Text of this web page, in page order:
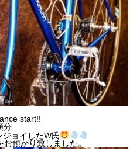
start‼
分
ョイしたW氏
預かり致しました。